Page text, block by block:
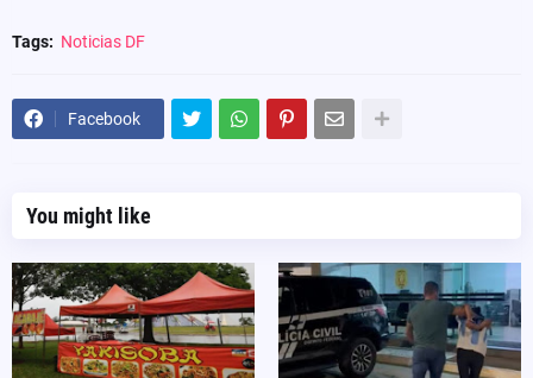
Tags: Noticias DF
Facebook
You might like